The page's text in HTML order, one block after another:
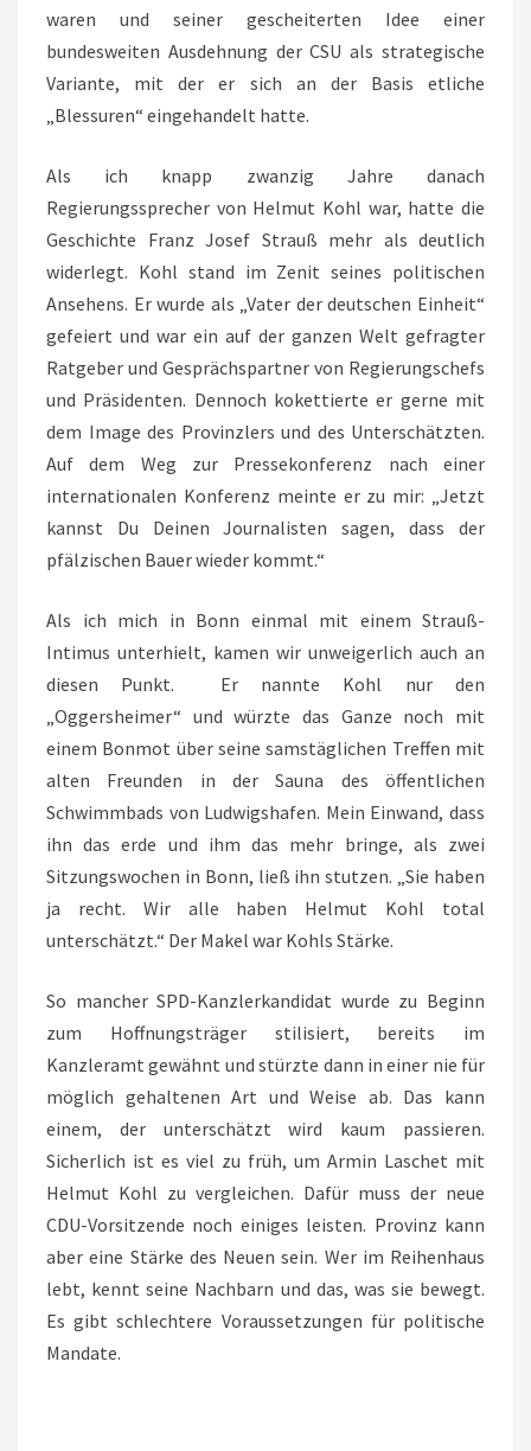
waren und seiner gescheiterten Idee einer
bundesweiten Ausdehnung der CSU als strategische
Variante, mit der er sich an der Basis etliche
„Blessuren“ eingehandelt hatte.
Als ich knapp zwanzig Jahre danach
Regierungssprecher von Helmut Kohl war, hatte die
Geschichte Franz Josef Strauß mehr als deutlich
widerlegt. Kohl stand im Zenit seines politischen
Ansehens. Er wurde als „Vater der deutschen Einheit“
gefeiert und war ein auf der ganzen Welt gefragter
Ratgeber und Gesprächspartner von Regierungschefs
und Präsidenten. Dennoch kokettierte er gerne mit
dem Image des Provinzlers und des Unterschätzten.
Auf dem Weg zur Pressekonferenz nach einer
internationalen Konferenz meinte er zu mir: „Jetzt
kannst Du Deinen Journalisten sagen, dass der
pfälzischen Bauer wieder kommt.“
Als ich mich in Bonn einmal mit einem Strauß-
Intimus unterhielt, kamen wir unweigerlich auch an
diesen Punkt. Er nannte Kohl nur den
„Oggersheimer“ und würzte das Ganze noch mit
einem Bonmot über seine samstäglichen Treffen mit
alten Freunden in der Sauna des öffentlichen
Schwimmbads von Ludwigshafen. Mein Einwand, dass
ihn das erde und ihm das mehr bringe, als zwei
Sitzungswochen in Bonn, ließ ihn stutzen. „Sie haben
ja recht. Wir alle haben Helmut Kohl total
unterschätzt.“ Der Makel war Kohls Stärke.
So mancher SPD-Kanzlerkandidat wurde zu Beginn
zum Hoffnungsträger stilisiert, bereits im
Kanzleramt gewähnt und stürzte dann in einer nie für
möglich gehaltenen Art und Weise ab. Das kann
einem, der unterschätzt wird kaum passieren.
Sicherlich ist es viel zu früh, um Armin Laschet mit
Helmut Kohl zu vergleichen. Dafür muss der neue
CDU-Vorsitzende noch einiges leisten. Provinz kann
aber eine Stärke des Neuen sein. Wer im Reihenhaus
lebt, kennt seine Nachbarn und das, was sie bewegt.
Es gibt schlechtere Voraussetzungen für politische
Mandate.